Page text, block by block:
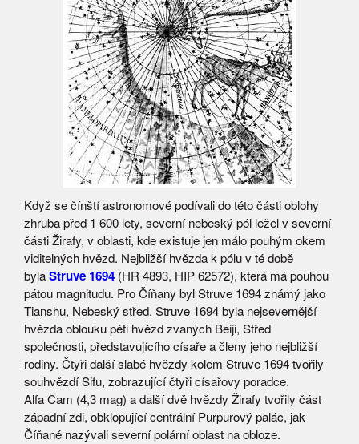
Když se čínští astronomové podívali do této části oblohy
zhruba před 1 600 lety, severní nebeský pól ležel v severní
části Žirafy, v oblasti, kde existuje jen málo pouhým okem
viditelných hvězd. Nejbližší hvězda k pólu v té době
bylaStruve 1694 (HR 4893, HIP 62572), která má pouhou
pátou magnitudu. Pro Číňany byl Struve 1694 známý jako
Tianshu, Nebeský střed. Struve 1694 byla nejsevernější
hvězda oblouku pěti hvězd zvaných Beiji, Střed
společnosti, představujícího císaře a členy jeho nejbližší
rodiny. Čtyři další slabé hvězdy kolem Struve 1694 tvořily
souhvězdí Sifu, zobrazující čtyři císařovy poradce.
Alfa Cam (4,3 mag) a další dvě hvězdy Žirafy tvořily část
západní zdi, obklopující centrální Purpurový palác, jak
Číňané nazývali severní polární oblast na obloze.